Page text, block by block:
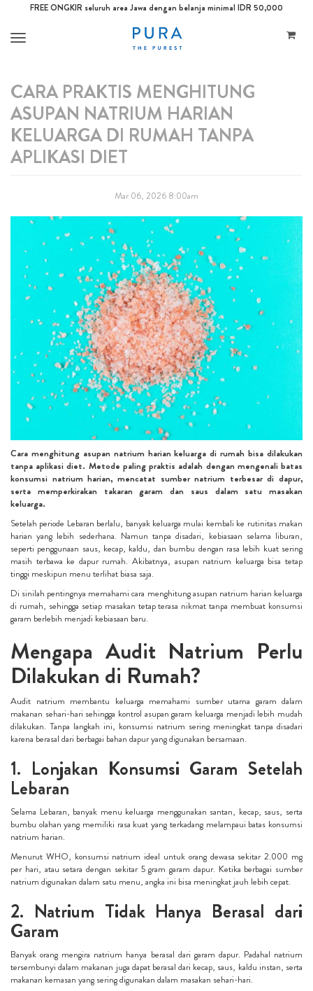
FREE ONGKIR seluruh area Jawa dengan belanja minimal IDR 50,000
Toggle
CARA PRAKTIS MENGHITUNG
ASUPAN NATRIUM HARIAN
KELUARGA DI RUMAH TANPA
APLIKASI DIET
Mar 06, 2026 8:00am
Cara menghitung asupan natrium harian keluarga di rumah bisa dilakukan
tanpa aplikasi diet. Metode paling praktis adalah dengan mengenali batas
konsumsi natrium harian, mencatat sumber natrium terbesar di dapur,
serta memperkirakan takaran garam dan saus dalam satu masakan
keluarga.
Setelah periode Lebaran berlalu, banyak keluarga mulai kembali ke rutinitas makan
harian yang lebih sederhana. Namun tanpa disadari, kebiasaan selama liburan,
seperti penggunaan saus, kecap, kaldu, dan bumbu dengan rasa lebih kuat sering
masih terbawa ke dapur rumah. Akibatnya, asupan natrium keluarga bisa tetap
tinggi meskipun menu terlihat biasa saja.
Di sinilah pentingnya memahami cara menghitung asupan natrium harian keluarga
di rumah, sehingga setiap masakan tetap terasa nikmat tanpa membuat konsumsi
garam berlebih menjadi kebiasaan baru.
Mengapa Audit Natrium Perlu
Dilakukan di Rumah?
Audit natrium membantu keluarga memahami sumber utama garam dalam
makanan sehari-hari sehingga kontrol asupan garam keluarga menjadi lebih mudah
dilakukan. Tanpa langkah ini, konsumsi natrium sering meningkat tanpa disadari
karena berasal dari berbagai bahan dapur yang digunakan bersamaan.
1. Lonjakan Konsumsi Garam Setelah
Lebaran
Selama Lebaran, banyak menu keluarga menggunakan santan, kecap, saus, serta
bumbu olahan yang memiliki rasa kuat yang terkadang melampaui batas konsumsi
natrium harian.
Menurut WHO, konsumsi natrium ideal untuk orang dewasa sekitar 2.000 mg
per hari, atau setara dengan sekitar 5 gram garam dapur. Ketika berbagai sumber
natrium digunakan dalam satu menu, angka ini bisa meningkat jauh lebih cepat.
2. Natrium Tidak Hanya Berasal dari
Garam
Banyak orang mengira natrium hanya berasal dari garam dapur. Padahal natrium
tersembunyi dalam makanan juga dapat berasal dari kecap, saus, kaldu instan, serta
makanan kemasan yang sering digunakan dalam masakan sehari-hari.